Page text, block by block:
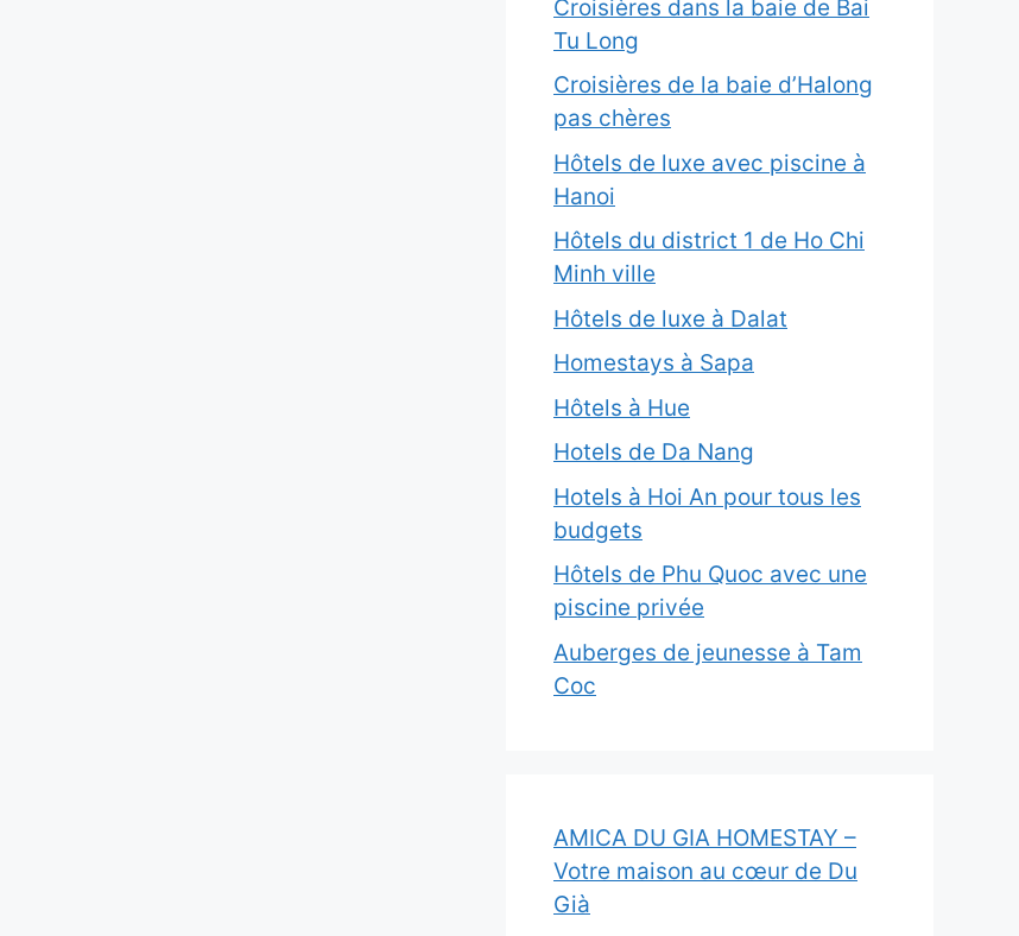
Croisières dans la baie de Bai
Tu Long
Croisières de la baie d’Halong
pas chères
Hôtels de luxe avec piscine à
Hanoi
Hôtels du district 1 de Ho Chi
Minh ville
Hôtels de luxe à Dalat
Homestays à Sapa
Hôtels à Hue
Hotels de Da Nang
Hotels à Hoi An pour tous les
budgets
Hôtels de Phu Quoc avec une
piscine privée
Auberges de jeunesse à Tam
Coc
AMICA DU GIA HOMESTAY –
Votre maison au cœur de Du
Già